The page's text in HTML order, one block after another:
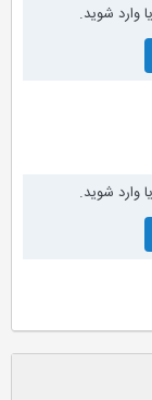
شوید.
شوید.